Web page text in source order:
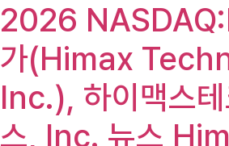
2026
가(Himax
Inc.), 하이맥스테
스, Inc. 뉴스